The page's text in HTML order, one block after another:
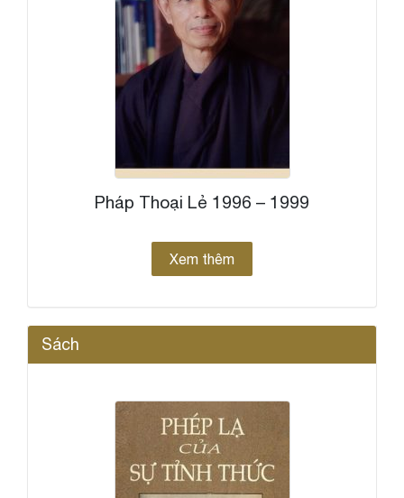
Pháp Thoại Lẻ 1996 – 1999
Xem thêm
Sách